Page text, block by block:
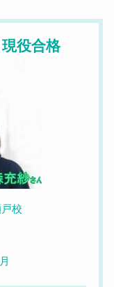
役合格
校